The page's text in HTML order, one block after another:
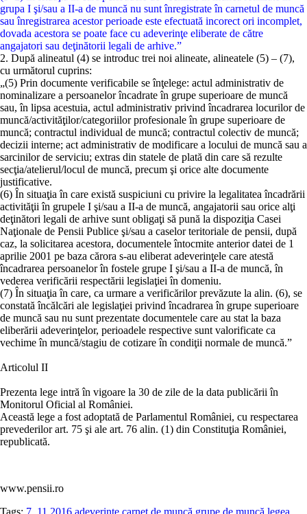
grupa I şi/sau a II-a de muncă nu sunt înregistrate în carnetul de muncă
sau înregistrarea acestor perioade este efectuată incorect ori incomplet,
dovada acestora se poate face cu adeverinţe eliberate de către
angajatori sau deţinătorii legali de arhive.”
2. După alineatul (4) se introduc trei noi alineate, alineatele (5) – (7),
cu următorul cuprins:
„(5) Prin documente verificabile se înţelege: actul administrativ de
nominalizare a persoanelor încadrate în grupe superioare de muncă
sau, în lipsa acestuia, actul administrativ privind încadrarea locurilor de
muncă/activităţilor/categoriilor profesionale în grupe superioare de
muncă; contractul individual de muncă; contractul colectiv de muncă;
decizii interne; act administrativ de modificare a locului de muncă sau a
sarcinilor de serviciu; extras din statele de plată din care să rezulte
secţia/atelierul/locul de muncă, precum şi orice alte documente
justificative.
(6) În situaţia în care există suspiciuni cu privire la legalitatea încadrării
activităţii în grupele I şi/sau a II-a de muncă, angajatorii sau orice alţi
deţinători legali de arhive sunt obligaţi să pună la dispoziţia Casei
Naţionale de Pensii Publice şi/sau a caselor teritoriale de pensii, după
caz, la solicitarea acestora, documentele întocmite anterior datei de 1
aprilie 2001 pe baza cărora s-au eliberat adeverinţele care atestă
încadrarea persoanelor în fostele grupe I şi/sau a II-a de muncă, în
vederea verificării respectării legislaţiei în domeniu.
(7) În situaţia în care, ca urmare a verificărilor prevăzute la alin. (6), se
constată încălcări ale legislaţiei privind încadrarea în grupe superioare
de muncă sau nu sunt prezentate documentele care au stat la baza
eliberării adeverinţelor, perioadele respective sunt valorificate ca
vechime în muncă/stagiu de cotizare în condiţii normale de muncă.”
Articolul II
Prezenta lege intră în vigoare la 30 de zile de la data publicării în
Monitorul Oficial al României.
Această lege a fost adoptată de Parlamentul României, cu respectarea
prevederilor art. 75 şi ale art. 76 alin. (1) din Constituţia României,
republicată.
www.pensii.ro